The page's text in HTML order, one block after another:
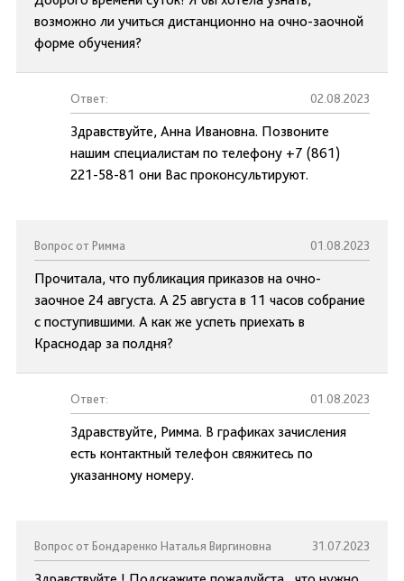
возможно ли учиться дистанционно на очно-заочной
форме обучения?
Ответ: 02.08.2023
Здравствуйте, Анна Ивановна. Позвоните
нашим специалистам по телефону +7 (861)
221-58-81 они Вас проконсультируют.
Вопрос от Римма 01.08.2023
Прочитала, что публикация приказов на очно-
заочное 24 августа. А 25 августа в 11 часов собрание
с поступившими. А как же успеть приехать в
Краснодар за полдня?
Ответ: 01.08.2023
Здравствуйте, Римма. В графиках зачисления
есть контактный телефон свяжитесь по
указанному номеру.
Вопрос от Бондаренко Наталья Виргиновна 31.07.2023